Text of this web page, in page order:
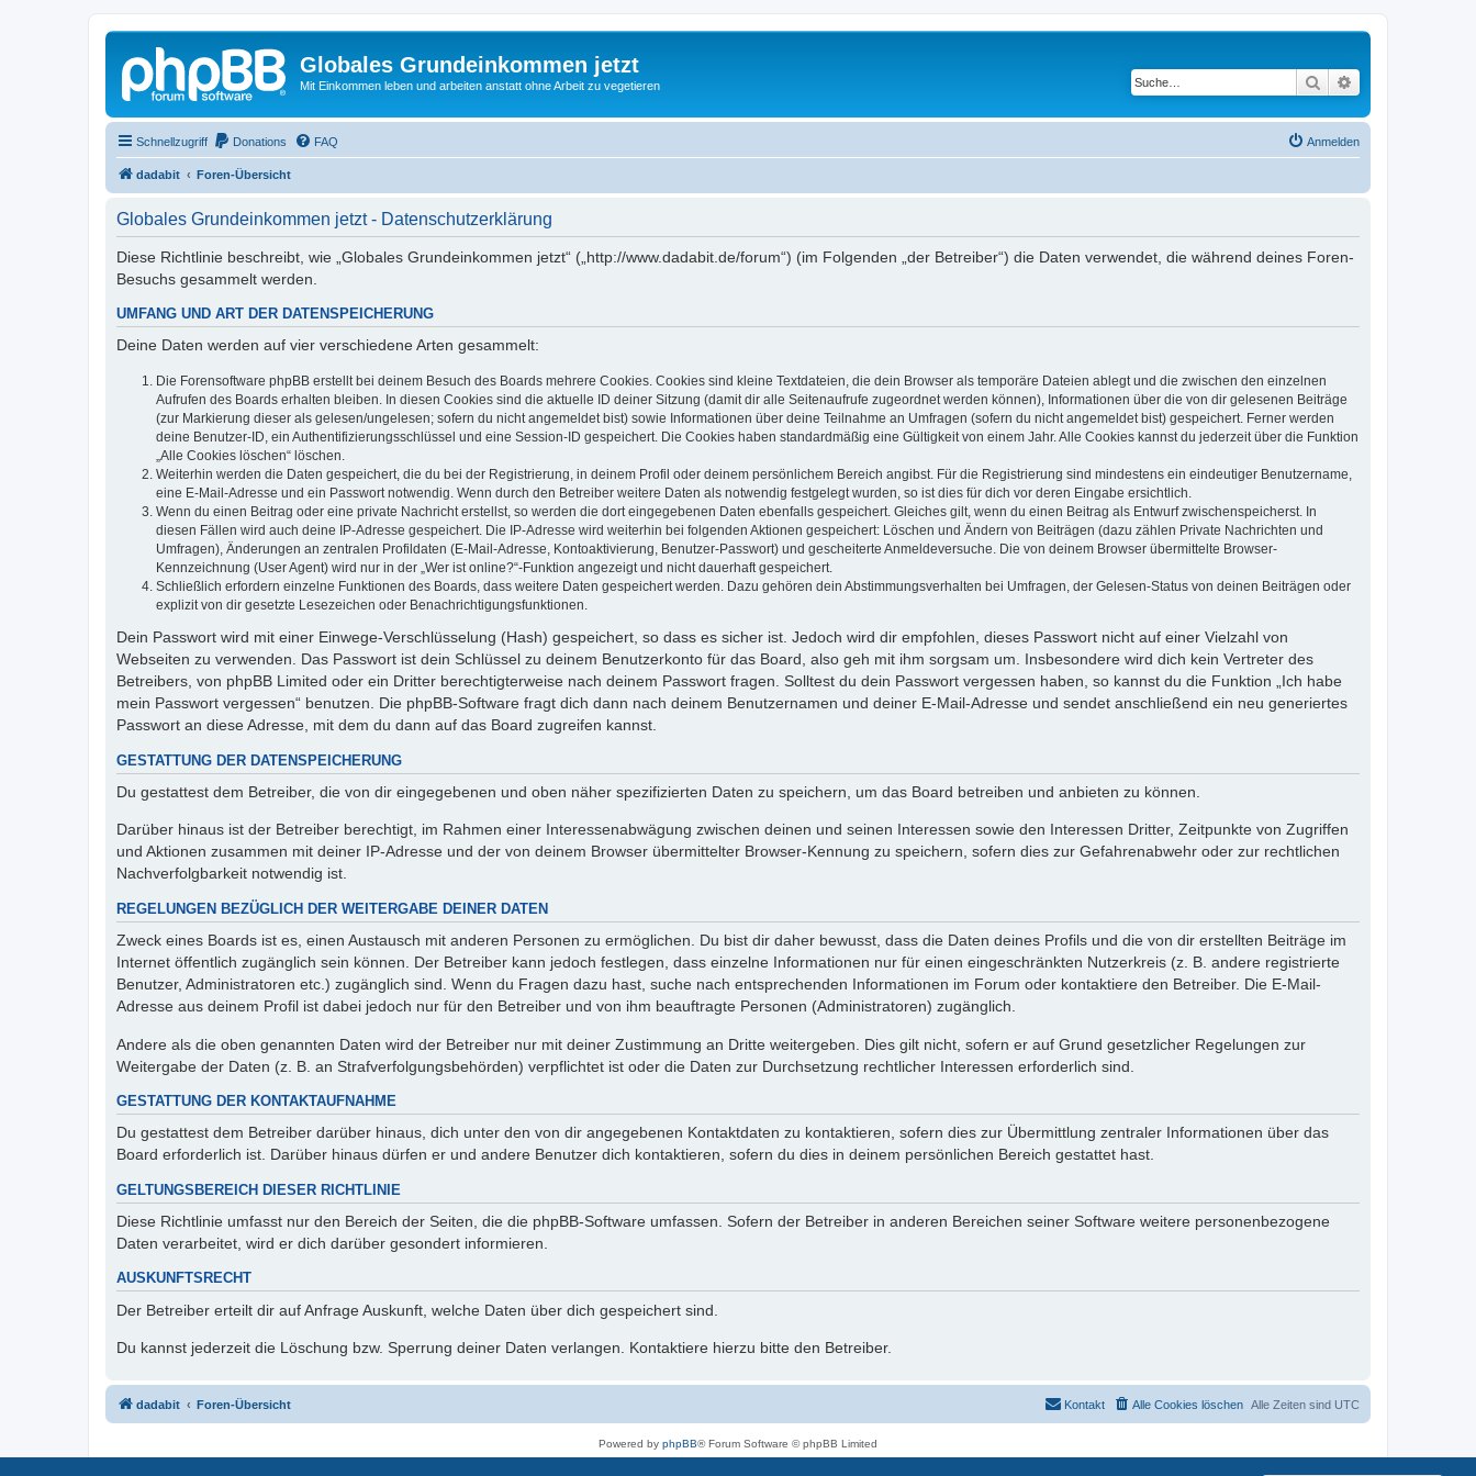
Globales Grundeinkommen jetzt
Mit Einkommen leben und arbeiten anstatt ohne Arbeit zu vegetieren Suche
Schnellzugriff Donations FAQ Anmelden
dadabit Foren-Übersicht
Globales Grundeinkommen jetzt - Datenschutzerklärung
Diese Richtlinie beschreibt, wie „Globales Grundeinkommen jetzt“ („http://www.dadabit.de/forum“) (im Folgenden „der Betreiber“) die Daten verwendet, die während deines Foren-
Besuchs gesammelt werden.
UMFANG UND ART DER DATENSPEICHERUNG
Deine Daten werden auf vier verschiedene Arten gesammelt:
Die Forensoftware phpBB erstellt bei deinem Besuch des Boards mehrere Cookies. Cookies sind kleine Textdateien, die dein Browser als temporäre Dateien ablegt und die zwischen den einzelnen
Aufrufen des Boards erhalten bleiben. In diesen Cookies sind die aktuelle ID deiner Sitzung (damit dir alle Seitenaufrufe zugeordnet werden können), Informationen über die von dir gelesenen Beiträge
(zur Markierung dieser als gelesen/ungelesen; sofern du nicht angemeldet bist) sowie Informationen über deine Teilnahme an Umfragen (sofern du nicht angemeldet bist) gespeichert. Ferner werden
deine Benutzer-ID, ein Authentifizierungsschlüssel und eine Session-ID gespeichert. Die Cookies haben standardmäßig eine Gültigkeit von einem Jahr. Alle Cookies kannst du jederzeit über die Funktion
„Alle Cookies löschen“ löschen.
Weiterhin werden die Daten gespeichert, die du bei der Registrierung, in deinem Profil oder deinem persönlichem Bereich angibst. Für die Registrierung sind mindestens ein eindeutiger Benutzername,
eine E-Mail-Adresse und ein Passwort notwendig. Wenn durch den Betreiber weitere Daten als notwendig festgelegt wurden, so ist dies für dich vor deren Eingabe ersichtlich.
Wenn du einen Beitrag oder eine private Nachricht erstellst, so werden die dort eingegebenen Daten ebenfalls gespeichert. Gleiches gilt, wenn du einen Beitrag als Entwurf zwischenspeicherst. In
diesen Fällen wird auch deine IP-Adresse gespeichert. Die IP-Adresse wird weiterhin bei folgenden Aktionen gespeichert: Löschen und Ändern von Beiträgen (dazu zählen Private Nachrichten und
Umfragen), Änderungen an zentralen Profildaten (E-Mail-Adresse, Kontoaktivierung, Benutzer-Passwort) und gescheiterte Anmeldeversuche. Die von deinem Browser übermittelte Browser-
Kennzeichnung (User Agent) wird nur in der „Wer ist online?“-Funktion angezeigt und nicht dauerhaft gespeichert.
Schließlich erfordern einzelne Funktionen des Boards, dass weitere Daten gespeichert werden. Dazu gehören dein Abstimmungsverhalten bei Umfragen, der Gelesen-Status von deinen Beiträgen oder
explizit von dir gesetzte Lesezeichen oder Benachrichtigungsfunktionen.
Dein Passwort wird mit einer Einwege-Verschlüsselung (Hash) gespeichert, so dass es sicher ist. Jedoch wird dir empfohlen, dieses Passwort nicht auf einer Vielzahl von
Webseiten zu verwenden. Das Passwort ist dein Schlüssel zu deinem Benutzerkonto für das Board, also geh mit ihm sorgsam um. Insbesondere wird dich kein Vertreter des
Betreibers, von phpBB Limited oder ein Dritter berechtigterweise nach deinem Passwort fragen. Solltest du dein Passwort vergessen haben, so kannst du die Funktion „Ich habe
mein Passwort vergessen“ benutzen. Die phpBB-Software fragt dich dann nach deinem Benutzernamen und deiner E-Mail-Adresse und sendet anschließend ein neu generiertes
Passwort an diese Adresse, mit dem du dann auf das Board zugreifen kannst.
GESTATTUNG DER DATENSPEICHERUNG
Du gestattest dem Betreiber, die von dir eingegebenen und oben näher spezifizierten Daten zu speichern, um das Board betreiben und anbieten zu können.
Darüber hinaus ist der Betreiber berechtigt, im Rahmen einer Interessenabwägung zwischen deinen und seinen Interessen sowie den Interessen Dritter, Zeitpunkte von Zugriffen
und Aktionen zusammen mit deiner IP-Adresse und der von deinem Browser übermittelter Browser-Kennung zu speichern, sofern dies zur Gefahrenabwehr oder zur rechtlichen
Nachverfolgbarkeit notwendig ist.
REGELUNGEN BEZÜGLICH DER WEITERGABE DEINER DATEN
Zweck eines Boards ist es, einen Austausch mit anderen Personen zu ermöglichen. Du bist dir daher bewusst, dass die Daten deines Profils und die von dir erstellten Beiträge im
Internet öffentlich zugänglich sein können. Der Betreiber kann jedoch festlegen, dass einzelne Informationen nur für einen eingeschränkten Nutzerkreis (z. B. andere registrierte
Benutzer, Administratoren etc.) zugänglich sind. Wenn du Fragen dazu hast, suche nach entsprechenden Informationen im Forum oder kontaktiere den Betreiber. Die E-Mail-
Adresse aus deinem Profil ist dabei jedoch nur für den Betreiber und von ihm beauftragte Personen (Administratoren) zugänglich.
Andere als die oben genannten Daten wird der Betreiber nur mit deiner Zustimmung an Dritte weitergeben. Dies gilt nicht, sofern er auf Grund gesetzlicher Regelungen zur
Weitergabe der Daten (z. B. an Strafverfolgungsbehörden) verpflichtet ist oder die Daten zur Durchsetzung rechtlicher Interessen erforderlich sind.
GESTATTUNG DER KONTAKTAUFNAHME
Du gestattest dem Betreiber darüber hinaus, dich unter den von dir angegebenen Kontaktdaten zu kontaktieren, sofern dies zur Übermittlung zentraler Informationen über das
Board erforderlich ist. Darüber hinaus dürfen er und andere Benutzer dich kontaktieren, sofern du dies in deinem persönlichen Bereich gestattet hast.
GELTUNGSBEREICH DIESER RICHTLINIE
Diese Richtlinie umfasst nur den Bereich der Seiten, die die phpBB-Software umfassen. Sofern der Betreiber in anderen Bereichen seiner Software weitere personenbezogene
Daten verarbeitet, wird er dich darüber gesondert informieren.
AUSKUNFTSRECHT
Der Betreiber erteilt dir auf Anfrage Auskunft, welche Daten über dich gespeichert sind.
Du kannst jederzeit die Löschung bzw. Sperrung deiner Daten verlangen. Kontaktiere hierzu bitte den Betreiber.
dadabit Foren-Übersicht Alle Zeiten sind UTC
Alle Cookies löschen
Kontakt
Powered by phpBB® Forum Software © phpBB Limited